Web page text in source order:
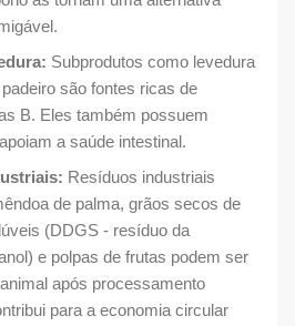
Subprodutos como levedura
são fontes ricas de
B. Eles também possuem
a saúde intestinal.
Resíduos industriais
de palma, grãos secos de
(DDGS - resíduo da
e polpas de frutas podem ser
após processamento
para a economia circular